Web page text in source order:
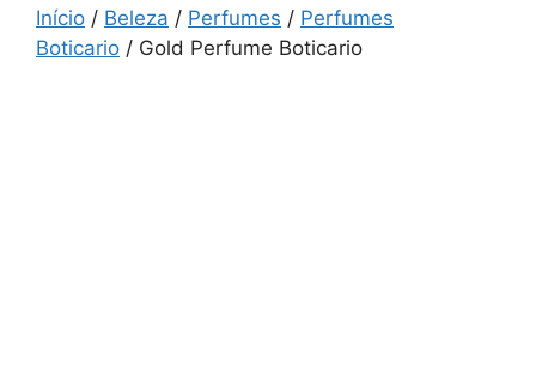
Início / Beleza / Perfumes / Perfumes
Boticario / Gold Perfume Boticario